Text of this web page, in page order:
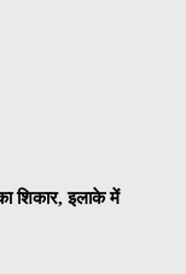
शिकार, इलाके में